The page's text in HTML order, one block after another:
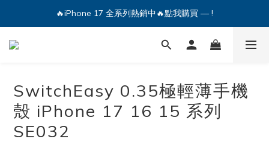
🔥iPhone 17 全系列熱銷中🔥點我購買 — !
💕加入Q哥 Line 新好友領優惠券！🎫
🔥iPhone 17 全系列熱銷中🔥點我購買 — !
SwitchEasy 0.35極輕薄手機
殼 iPhone 17 16 15 系列
SE032